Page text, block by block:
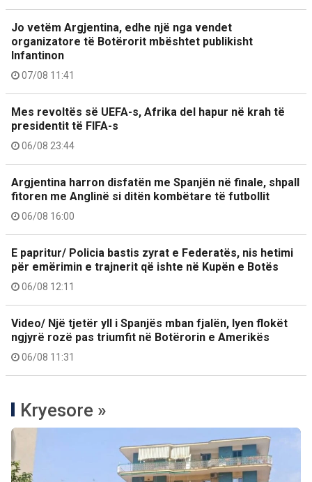
Jo vetëm Argjentina, edhe një nga vendet
organizatore të Botërorit mbështet publikisht
Infantinon
07/08 11:41
Mes revoltës së UEFA-s, Afrika del hapur në krah të
presidentit të FIFA-s
06/08 23:44
Argjentina harron disfatën me Spanjën në finale, shpall
fitoren me Anglinë si ditën kombëtare të futbollit
06/08 16:00
E papritur/ Policia bastis zyrat e Federatës, nis hetimi
për emërimin e trajnerit që ishte në Kupën e Botës
06/08 12:11
Video/ Një tjetër yll i Spanjës mban fjalën, lyen flokët
ngjyrë rozë pas triumfit në Botërorin e Amerikës
06/08 11:31
Kryesore »